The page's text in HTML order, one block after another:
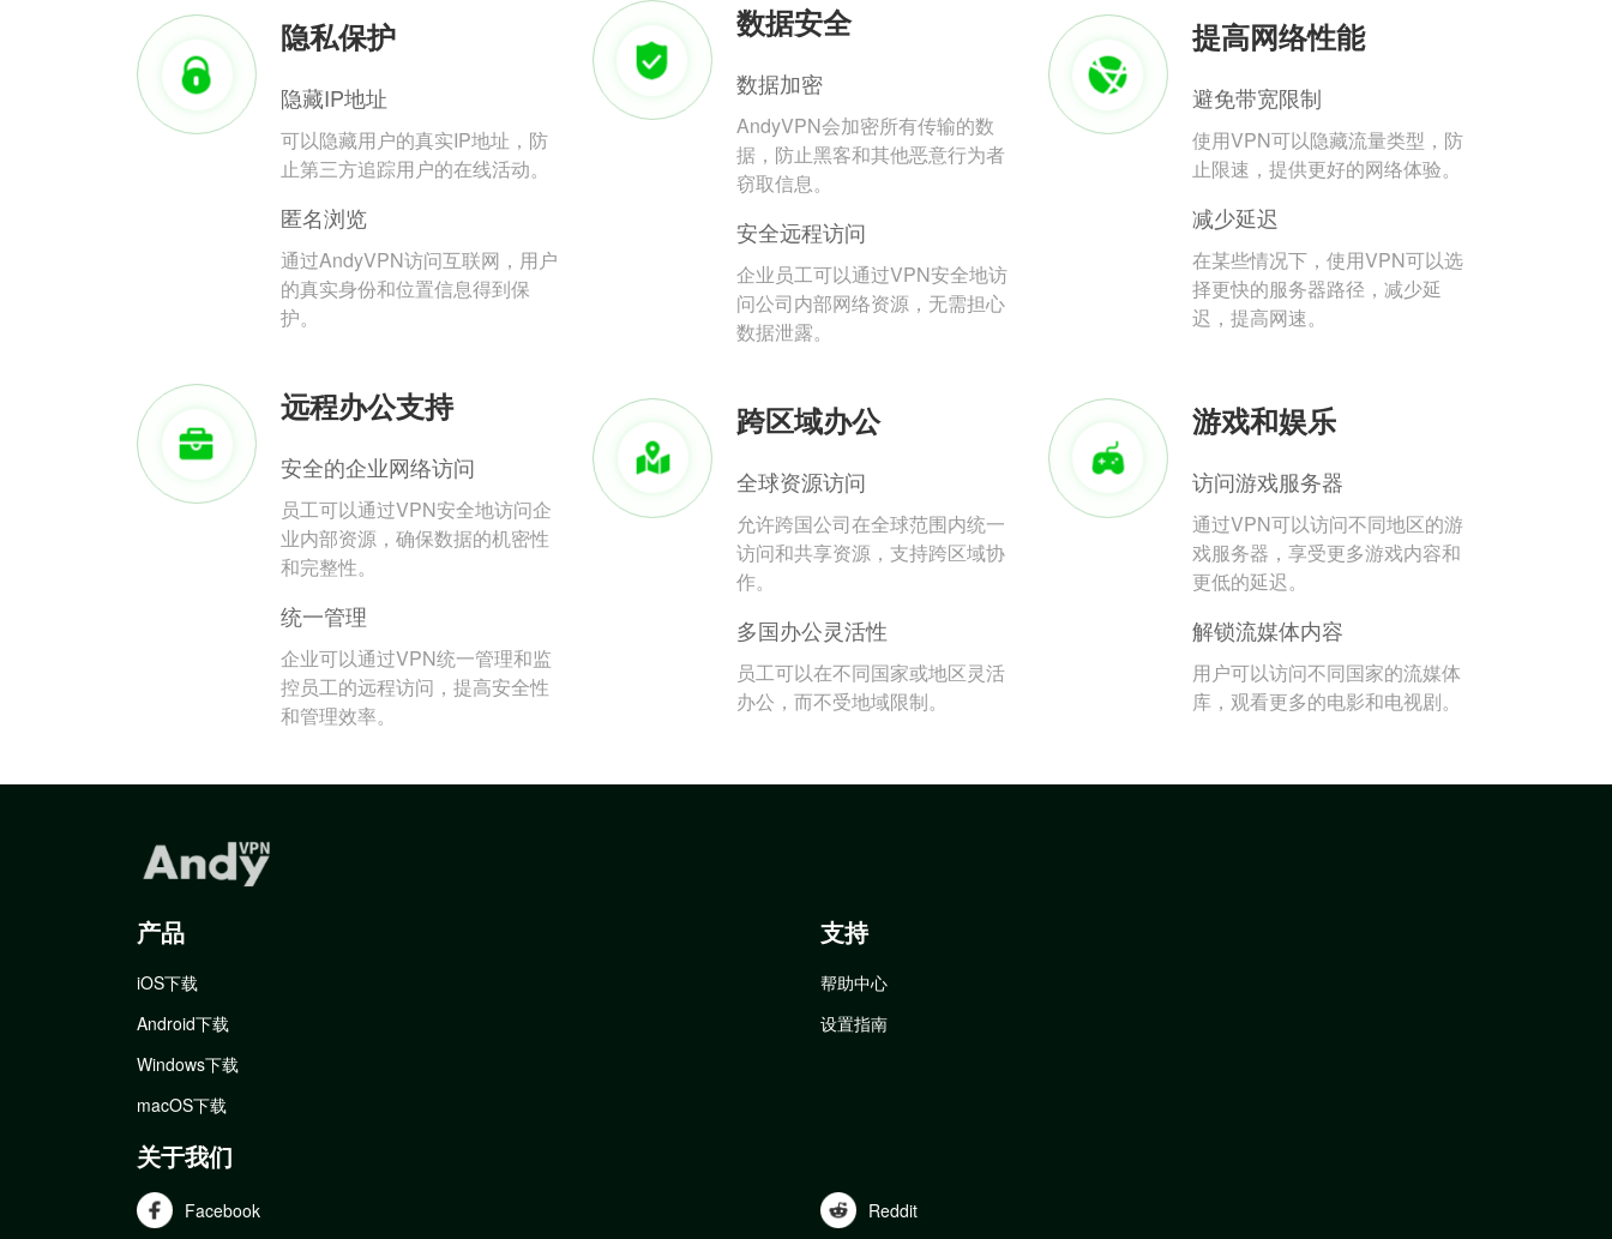
隐私保护
隐藏IP地址
可以隐藏用户的真实IP地址，防
止第三方追踪用户的在线活动。
匿名浏览
通过AndyVPN访问互联网，用户
的真实身份和位置信息得到保
护。
数据安全
数据加密
AndyVPN会加密所有传输的数
据，防止黑客和其他恶意行为者
窃取信息。
安全远程访问
企业员工可以通过VPN安全地访
问公司内部网络资源，无需担心
数据泄露。
提高网络性能
避免带宽限制
使用VPN可以隐藏流量类型，防
止限速，提供更好的网络体验。
减少延迟
在某些情况下，使用VPN可以选
择更快的服务器路径，减少延
迟，提高网速。
远程办公支持
安全的企业网络访问
员工可以通过VPN安全地访问企
业内部资源，确保数据的机密性
和完整性。
统一管理
企业可以通过VPN统一管理和监
控员工的远程访问，提高安全性
和管理效率。
跨区域办公
全球资源访问
允许跨国公司在全球范围内统一
访问和共享资源，支持跨区域协
作。
多国办公灵活性
员工可以在不同国家或地区灵活
办公，而不受地域限制。
游戏和娱乐
访问游戏服务器
通过VPN可以访问不同地区的游
戏服务器，享受更多游戏内容和
更低的延迟。
解锁流媒体内容
用户可以访问不同国家的流媒体
库，观看更多的电影和电视剧。
产品
iOS下载
Android下载
Windows下载
macOS下载
支持
帮助中心
设置指南
关于我们
Facebook Reddit